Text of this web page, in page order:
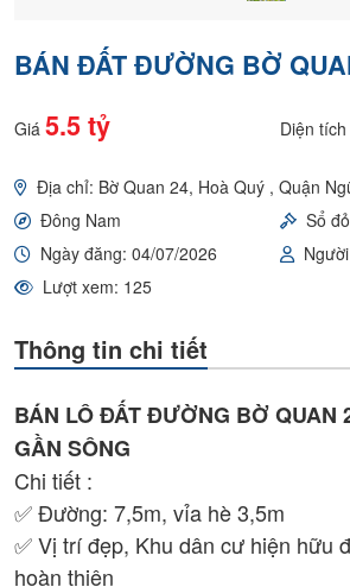
BÁN ĐẤT ĐƯỜNG BỜ
Giá 5.5 tỷ Diện tích
Địa chỉ: Bờ Quan 24, Hoà Quý , Quận
Đông Nam
Sổ đỏ
Ngày đăng: 04/07/2026
Lượt xem: 125
Thông tin chi tiết
BÁN LÔ ĐẤT ĐƯỜNG BỜ QUAN
GẦN SÔNG
Chi tiết :
✅ Đường: 7,5m, vỉa hè 3,5m
✅ Vị trí đẹp, Khu dân cư hiện hữu
hoàn thiện